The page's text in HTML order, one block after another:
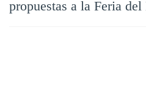
propuestas a la Feria